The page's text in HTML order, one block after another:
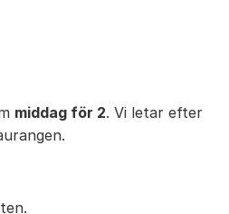
middag för 2. Vi letar efter